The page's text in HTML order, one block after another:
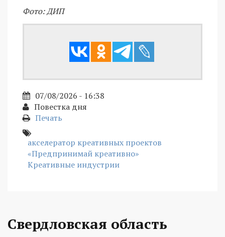
Фото: ДИП
07/08/2026 - 16:38
Повестка дня
Печать
акселератор креативных проектов
«Предпринимай креативно»
Креативные индустрии
Свердловская область